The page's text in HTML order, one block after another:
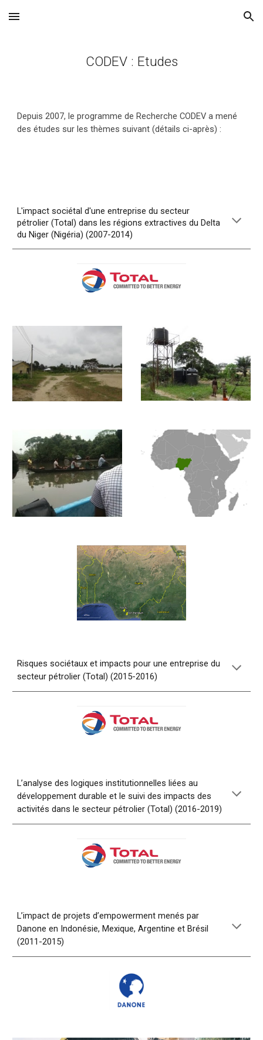
Skip to main content Skip to navigation
CODEV : Etudes
Depuis 2007, le programme de Recherche CODEV a mené
des études sur les thèmes suivant (détails ci-après) :
L'impact sociétal d'une entreprise du secteur
pétrolier (Total) dans les régions extractives du Delta
du Niger (Nigéria) (2007-2014)
Risques sociétaux et impacts pour une entreprise du
secteur pétrolier (Total) (2015-2016)
L’analyse des logiques institutionnelles liées au
développement durable et le suivi des impacts des
activités dans le secteur pétrolier (Total) (2016-2019)
L’impact de projets d’empowerment menés par
Danone en Indonésie, Mexique, Argentine et Brésil
(2011-2015)